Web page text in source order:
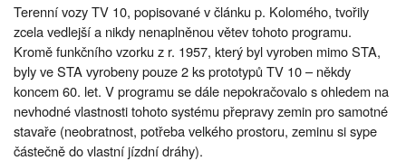
Terenní vozy TV 10, popisované v článku p. Kolomého, tvořily
zcela vedlejší a nikdy nenaplněnou větev tohoto programu.
Kromě funkčního vzorku z r. 1957, který byl vyroben mimo STA,
byly ve STA vyrobeny pouze 2 ks prototypů TV 10 – někdy
koncem 60. let. V programu se dále nepokračovalo s ohledem na
nevhodné vlastnosti tohoto systému přepravy zemin pro samotné
stavaře (neobratnost, potřeba velkého prostoru, zeminu si sype
částečně do vlastní jízdní dráhy).